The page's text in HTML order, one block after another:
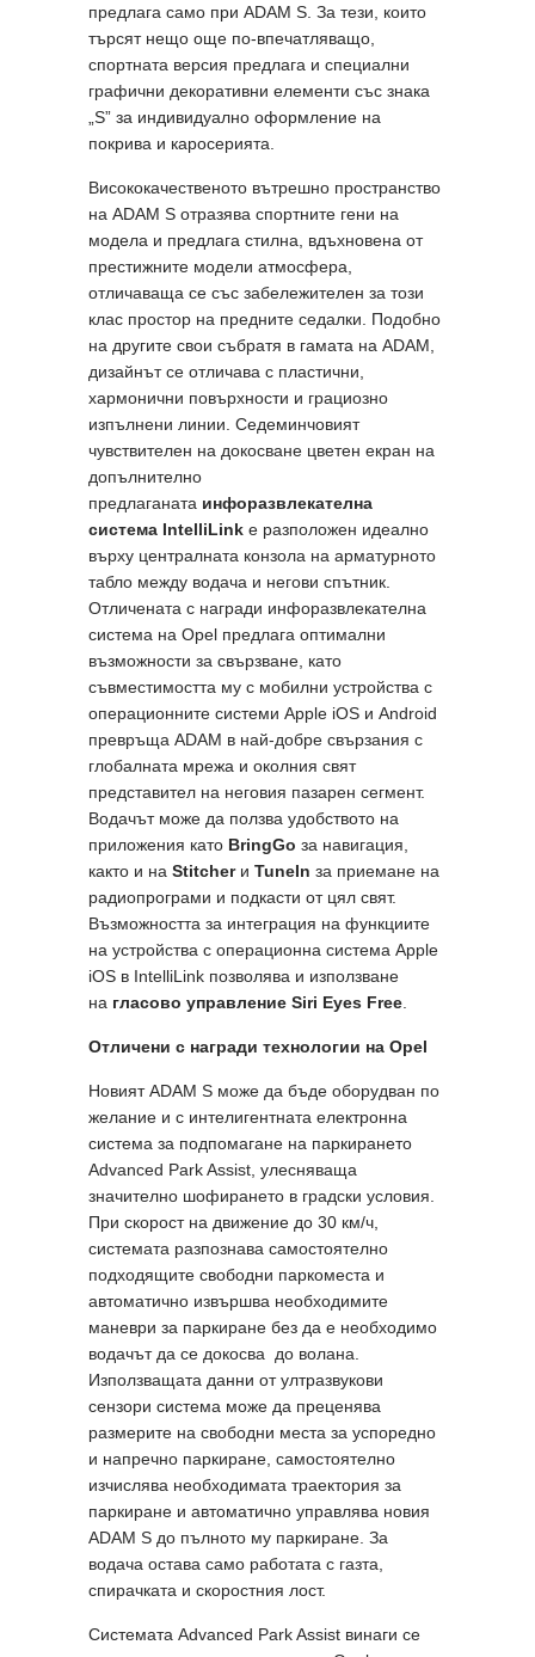
предлага само при ADAM S. За тези, които
търсят нещо още по-впечатляващо,
спортната версия предлага и специални
графични декоративни елементи със знака
„S” за индивидуално оформление на
покрива и каросерията.
Висококачественото вътрешно пространство
на ADAM S отразява спортните гени на
модела и предлага стилна, вдъхновена от
престижните модели атмосфера,
отличаваща се със забележителен за този
клас простор на предните седалки. Подобно
на другите свои събратя в гамата на ADAM,
дизайнът се отличава с пластични,
хармонични повърхности и грациозно
изпълнени линии. Седеминчовият
чувствителен на докосване цветен екран на
допълнително
предлаганата инфоразвлекателна
система IntelliLink е разположен идеално
върху централната конзола на арматурното
табло между водача и негови спътник.
Oтличената с награди инфоразвлекателна
система на Оpel предлага оптимални
възможности за свързване, като
съвместимостта му с мобилни устройства с
операционните системи Apple iOS и Android
превръща ADAM в най-добре свързания с
глобалната мрежа и околния свят
представител на неговия пазарен сегмент.
Водачът може да ползва удобството на
приложения като BringGo за навигация,
както и на Stitcherи TuneIn за приемане на
радиопрограми и подкасти от цял свят.
Възможността за интеграция на функциите
на устройства с операционна система Apple
iOS в IntelliLink позволява и използване
на гласово управление Siri Eyes Free
Отличени с награди технологии на Opel
Новият ADAM S може да бъде оборудван по
желание и с интелигентната електронна
система за подпомагане на паркирането
Advanced Park Assist, улесняваща
значително шофирането в градски условия.
При скорост на движение до 30 км/ч,
системата разпознава самостоятелно
подходящите свободни паркоместа и
автоматично извършва необходимите
маневри за паркиране без да е необходимо
водачът да се докосва до волана.
Използващата данни от ултразвукови
сензори система може да преценява
размерите на свободни места за успоредно
и напречно паркиране, caмостоятелно
изчислява необходимата траектория за
паркиране и автоматично управлява новия
ADAM S до пълното му паркиране. За
водача остава само работата с газта,
спирачката и скоростния лост.
Системата Advanced Park Assist винаги се